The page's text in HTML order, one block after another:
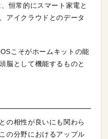
恒常的にスマート家電と
アイクラウドとのデータ
こそがホームキットの能
脳として機能するものと
の相性が良いにも関わら
の分野におけるアップル